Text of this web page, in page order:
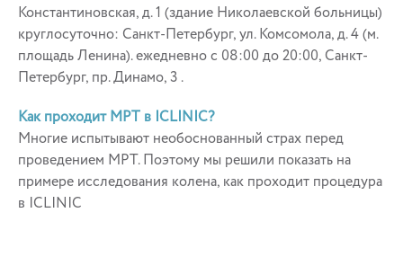
Константиновская, д. 1 (здание Николаевской больницы)
круглосуточно: Санкт-Петербург, ул. Комсомола, д. 4 (м.
площадь Ленина). ежедневно с 08:00 до 20:00, Санкт-
Петербург, пр. Динамо, 3 .
Как проходит МРТ в ICLINIC?
Многие испытывают необоснованный страх перед
проведением МРТ. Поэтому мы решили показать на
примере исследования колена, как проходит процедура
в ICLINIC